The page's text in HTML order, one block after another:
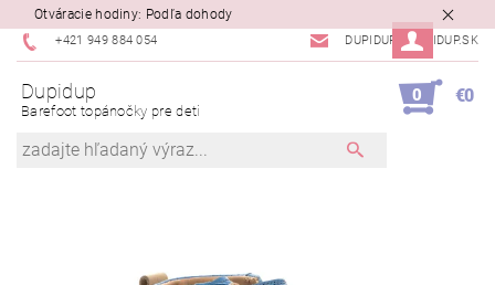
Otváracie hodiny: Podľa dohody
+421 949 884 054 DUPIDUP@DUPIDUP.SK
Dupidup
Barefoot topánočky pre deti
0 €0